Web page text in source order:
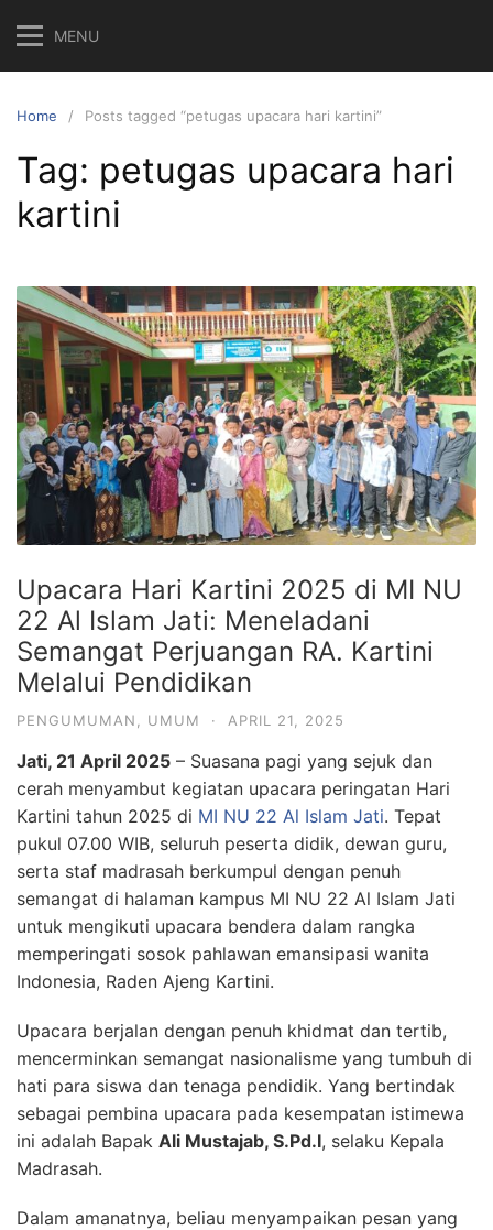
content
MENU
Home Posts tagged “petugas upacara hari kartini”
Tag: petugas upacara hari
kartini
Upacara Hari Kartini 2025 di MI NU
22 Al Islam Jati: Meneladani
Semangat Perjuangan RA. Kartini
Melalui Pendidikan
PENGUMUMAN UMUM · APRIL 21, 2025
Jati, 21 April 2025 – Suasana pagi yang sejuk dan
cerah menyambut kegiatan upacara peringatan Hari
Kartini tahun 2025 di MI NU 22 Al Islam Jati. Tepat
pukul 07.00 WIB, seluruh peserta didik, dewan guru,
serta staf madrasah berkumpul dengan penuh
semangat di halaman kampus MI NU 22 Al Islam Jati
untuk mengikuti upacara bendera dalam rangka
memperingati sosok pahlawan emansipasi wanita
Indonesia, Raden Ajeng Kartini.
Upacara berjalan dengan penuh khidmat dan tertib,
mencerminkan semangat nasionalisme yang tumbuh di
hati para siswa dan tenaga pendidik. Yang bertindak
sebagai pembina upacara pada kesempatan istimewa
ini adalah Bapak Ali Mustajab, S.Pd.I, selaku Kepala
Madrasah.
Dalam amanatnya, beliau menyampaikan pesan yang